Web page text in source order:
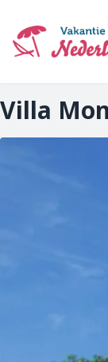
naar
hoofdinhoud
Villa